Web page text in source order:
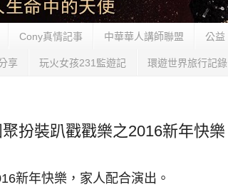
Cony真情記事 中華華人講師聯盟 公益
享 玩火女孩231監遊記 環遊世界旅行記錄
扮裝趴戳戳樂之2016新年快樂
新年快樂， 家人配合演出。